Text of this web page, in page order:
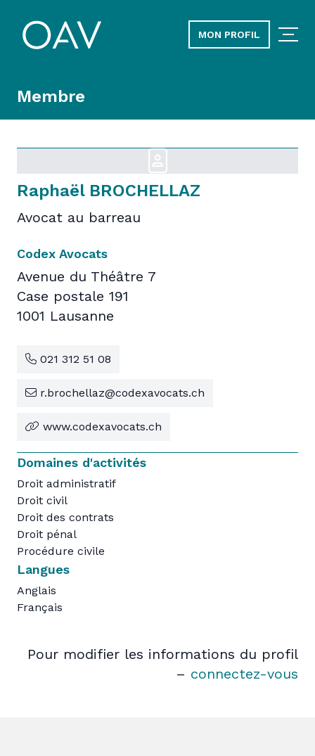
MON PROFIL
Membre
Raphaël BROCHELLAZ
Avocat au barreau
Codex Avocats
Avenue du Théâtre 7
Case postale 191
1001 Lausanne
021 312 51 08
r.brochellaz@codexavocats.ch
www.codexavocats.ch
Domaines d'activités
Droit administratif
Droit civil
Droit des contrats
Droit pénal
Procédure civile
Langues
Anglais
Français
Pour modifier les informations du profil
– connectez-vous